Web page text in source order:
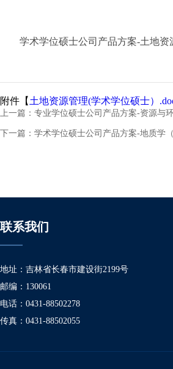
学术学位硕士公司产品方案-土地资
附件【 土地资源管理(学术学位硕士）
上一篇： 专业学位硕士公司产品方案-资源与环
下一篇： 学术学位硕士公司产品方案-地质学（
联系我们
地址：吉林省长春市建设街2199号
邮编：130061
电话：0431-88502278
传真：0431-88502055